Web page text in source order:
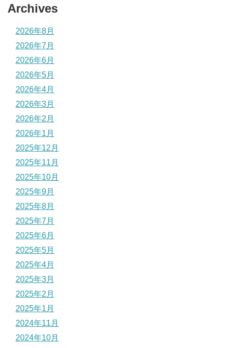
Archives
2026年8月
2026年7月
2026年6月
2026年5月
2026年4月
2026年3月
2026年2月
2026年1月
2025年12月
2025年11月
2025年10月
2025年9月
2025年8月
2025年7月
2025年6月
2025年5月
2025年4月
2025年3月
2025年2月
2025年1月
2024年11月
2024年10月